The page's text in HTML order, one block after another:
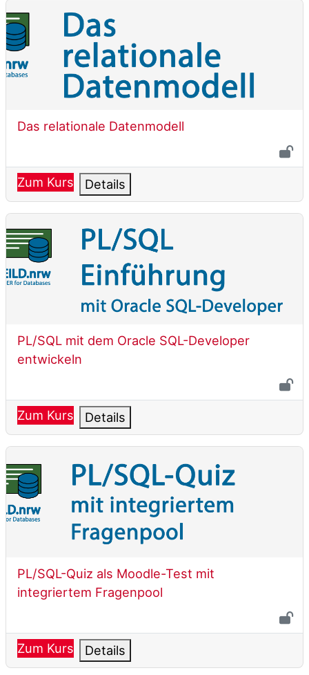
Kursname
Das relationale Datenmodell
Zum Kurs Details
Kursname
PL/SQL mit dem Oracle SQL-Developer
entwickeln
Zum Kurs Details
Kursname
PL/SQL-Quiz als Moodle-Test mit
integriertem Fragenpool
Zum Kurs Details